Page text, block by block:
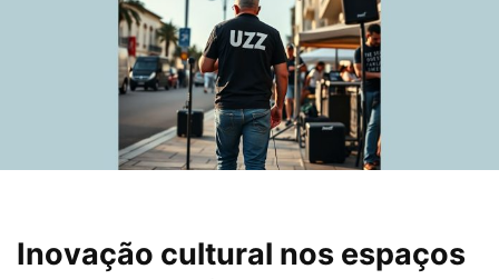
Inovação cultural nos espaços